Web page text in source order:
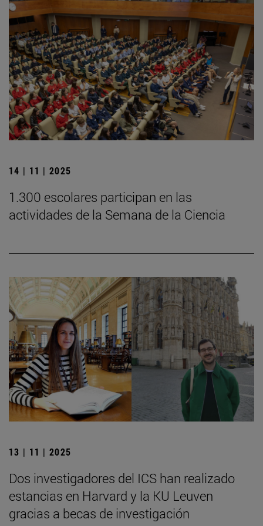
14 | 11 | 2025
1.300 escolares participan en las
actividades de la Semana de la Ciencia
13 | 11 | 2025
Dos investigadores del ICS han realizado
estancias en Harvard y la KU Leuven
gracias a becas de investigación